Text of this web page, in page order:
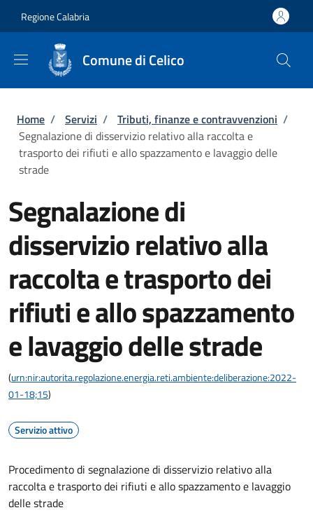
Regione Calabria
Comune di Celico
Briciole di pane
Home / Servizi / Tributi, finanze e contravvenzioni /
Segnalazione di disservizio relativo alla raccolta e
trasporto dei rifiuti e allo spazzamento e lavaggio delle
strade
Segnalazione di
disservizio relativo alla
raccolta e trasporto dei
rifiuti e allo spazzamento
e lavaggio delle strade
(urn:nir:autorita.regolazione.energia.reti.ambiente:deliberazione:2022-
01-18;15)
Servizio attivo
Procedimento di segnalazione di disservizio relativo alla
raccolta e trasporto dei rifiuti e allo spazzamento e lavaggio
delle strade